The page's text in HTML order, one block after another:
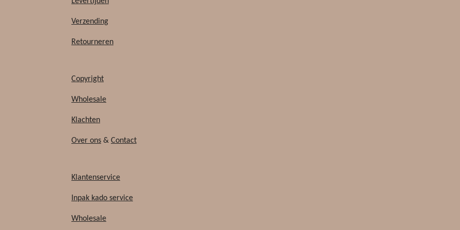
o
Verzending
Retourneren
Copyright
Wholesale
Klachten
Over ons & Contact
Klantenservice
Inpak kado service
Wholesale